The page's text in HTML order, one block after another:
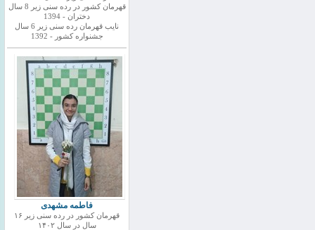
قهرمان کشور در رده سنی زیر 8 سال
دختران - 1394
نایب قهرمان رده سنی زیر 6 سال
جشنواره کشور - 1392
فاطمه مشهدی
قهرمان کشور در رده سنی زیر ۱۶
سال در سال ۱۴۰۲